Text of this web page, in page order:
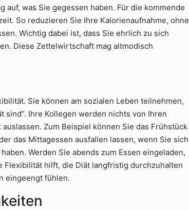
auf, was Sie gegessen haben. Für die kommende
So reduzieren Sie Ihre Kalorienaufnahme, ohne
Wichtig dabei ist, dass Sie ehrlich zu sich
Diese Zettelwirtschaft mag altmodisch
Sie können am sozialen Leben teilnehmen,
sind“. Ihre Kollegen werden nichts von Ihren
Zum Beispiel können Sie das Frühstück
das Mittagessen ausfallen lassen, wenn Sie sich
Werden Sie abends zum Essen eingeladen,
Flexibilität hilft, die Diät langfristig durchzuhalten
eingeengt fühlen.